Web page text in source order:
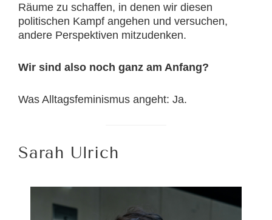
Räume zu schaffen, in denen wir diesen
politischen Kampf angehen und versuchen,
andere Perspektiven mitzudenken.
Wir sind also noch ganz am Anfang?
Was Alltagsfeminismus angeht: Ja.
Sarah Ulrich